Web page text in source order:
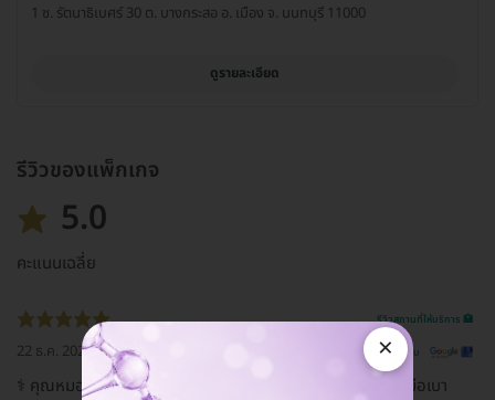
1 ซ. รัตนาธิเบศร์ 30 ต. บางกระสอ อ. เมือง จ. นนทบุรี 11000
ดูรายละเอียด
รีวิวของแพ็กเกจ
5.0
คะแนนเฉลี่ย
รีวิวสถานที่ให้บริการ 🏥
22 ธ.ค. 2022 ดูรีวิวต้นฉบับ
‍⚕️ คุณหมอที่ฉีดวัคซีน MD วันนี้เหมือนนางฟ้าเลยค่ะ สวย ใจดี มือเบา
×